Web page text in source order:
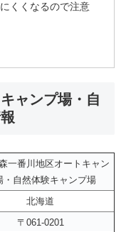
くくなるので注意
ャンプ場・自
一番川地区オートキャン
・自然体験キャンプ場
北海道
〒061-0201